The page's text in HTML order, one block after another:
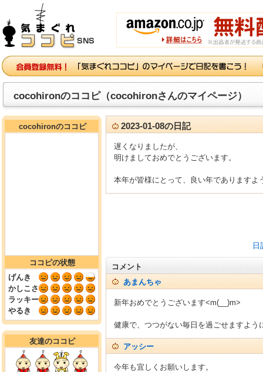
cocohironのココピ（cocohironさんのマイページ）
cocohironのココピ
ココピの状態
げんき
かしこさ
ラッキー
やるき
友達のココピ
2023-01-08の日記
遅くなりましたが、
明けましておめでとうございます。
本年が皆様にとって、良い年でありますよ
日
コメント
あまんちゃ
新年おめでとうございます<m(__)m>
健康で、つつがない毎日を過ごせますよう
アッシー
今年も宜しくお願いします。